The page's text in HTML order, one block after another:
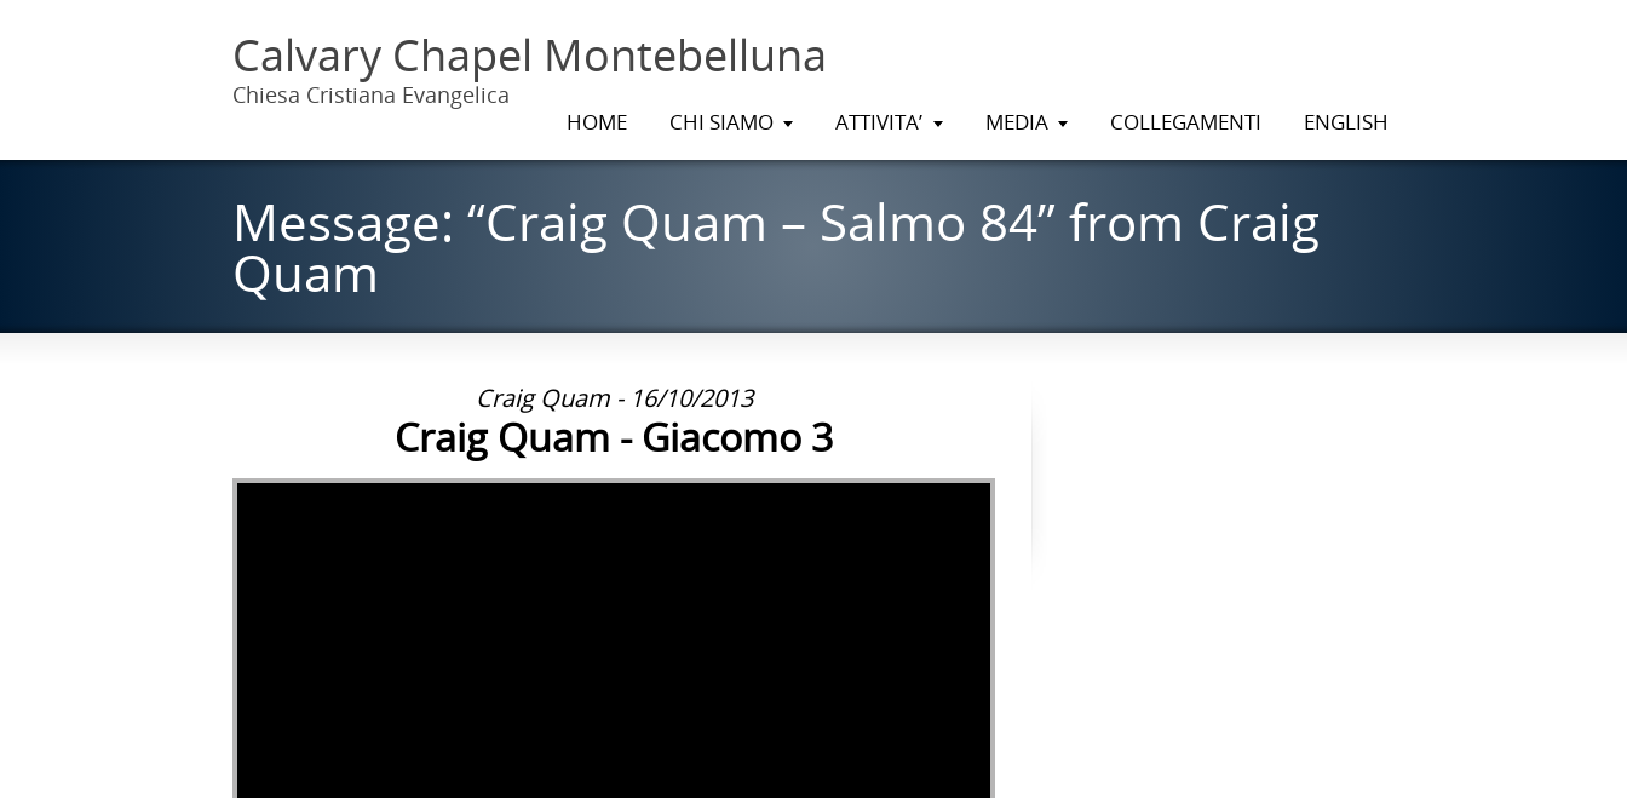
Calvary Chapel Montebelluna
Chiesa Cristiana Evangelica
HOME CHI SIAMO ATTIVITA’ MEDIA COLLEGAMENTI ENGLISH
Message: “Craig Quam – Salmo 84” from Craig
Quam
Craig Quam - 16/10/2013
Craig Quam - Giacomo 3